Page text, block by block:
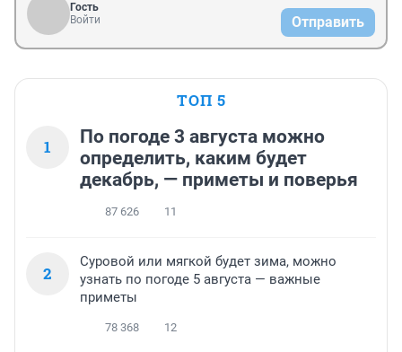
Гость
Войти
Отправить
ТОП 5
1
По погоде 3 августа можно
определить, каким будет
декабрь, — приметы и поверья
87 626 11
2
Суровой или мягкой будет зима, можно
узнать по погоде 5 августа — важные
приметы
78 368 12